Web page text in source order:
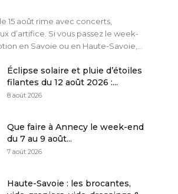
15 août rime avec concerts,
d’artifice. Si vous passez le week-
en Savoie ou en Haute-Savoie,...
Éclipse solaire et pluie d’étoiles
filantes du 12 août 2026 :...
8 août 2026
Que faire à Annecy le week-end
du 7 au 9 août...
7 août 2026
Haute-Savoie : les brocantes,